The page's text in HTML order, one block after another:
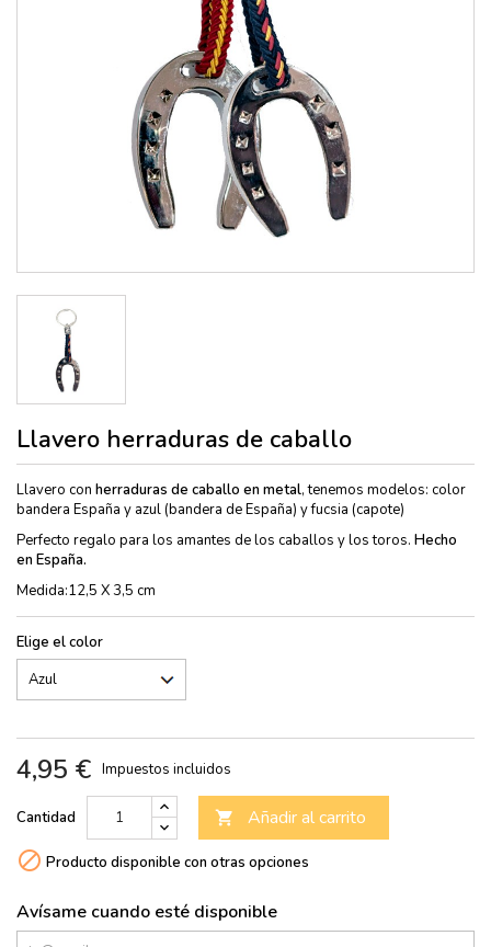
Llavero herraduras de caballo
Llavero con herraduras de caballo en metal, tenemos modelos: color
bandera España y azul (bandera de España) y fucsia (capote)
Perfecto regalo para los amantes de los caballos y los toros. Hecho
en España.
Medida:12,5 X 3,5 cm
Elige el color
4,95 € Impuestos incluidos
Cantidad  Añadir al carrito
 Producto disponible con otras opciones
Avísame cuando esté disponible